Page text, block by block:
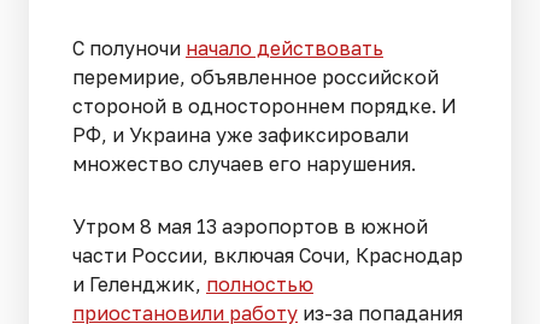
С полуночи начало действовать
перемирие, объявленное российской
стороной в одностороннем порядке. И
РФ, и Украина уже зафиксировали
множество случаев его нарушения.
Утром 8 мая 13 аэропортов в южной
части России, включая Сочи, Краснодар
и Геленджик, полностью
приостановили работу из-за попадания